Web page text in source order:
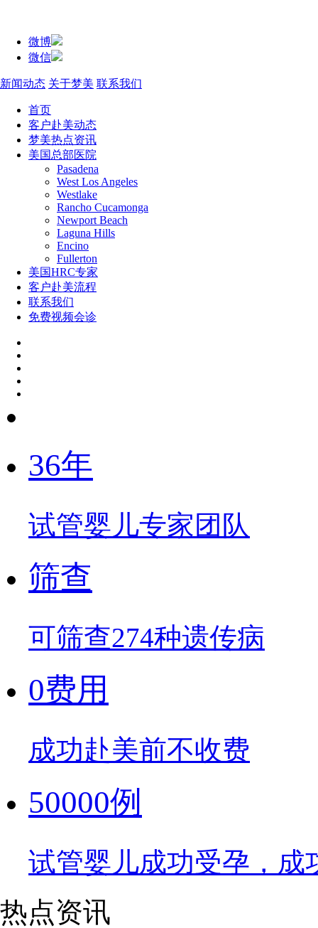
微博
微信
新闻动态 关于梦美 联系我们
首页
客户赴美动态
梦美热点资讯
美国总部医院
Pasadena
West Los Angeles
Westlake
Rancho Cucamonga
Newport Beach
Laguna Hills
Encino
Fullerton
美国HRC专家
客户赴美流程
联系我们
免费视频会诊
36年
试管婴儿专家团队
筛查
可筛查274种遗传病
0费用
成功赴美前不收费
50000例
试管婴儿成功受孕，成
热点资讯